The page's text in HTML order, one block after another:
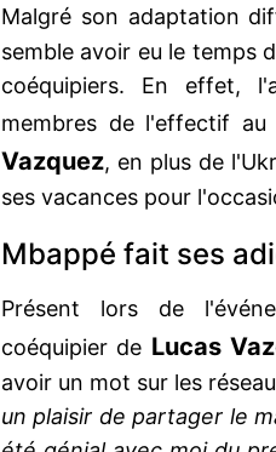
Malgré son adaptation
semble avoir eu le temps
coéquipiers. En effet,
membres de l'effectif
Vazquez, en plus de
ses vacances pour
Mbappé fait ses
Présent lors de
coéquipier de Lucas
avoir un mot sur les
un plaisir de partager le